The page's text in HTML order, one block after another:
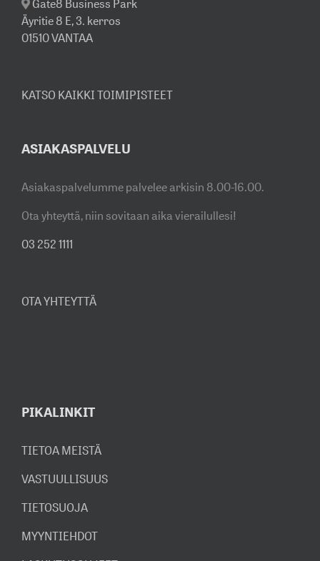
Gate8 Business Park
Äyritie 8 E, 3. kerros
01510 VANTAA
KATSO KAIKKI TOIMIPISTEET
ASIAKASPALVELU
Asiakaspalvelumme palvelee arkisin 8.00-16.00.
Ota yhteyttä, niin sovitaan aika vierailullesi!
03 252 1111
OTA YHTEYTTÄ
PIKALINKIT
TIETOA MEISTÄ
VASTUULLISUUS
TIETOSUOJA
MYYNTIEHDOT